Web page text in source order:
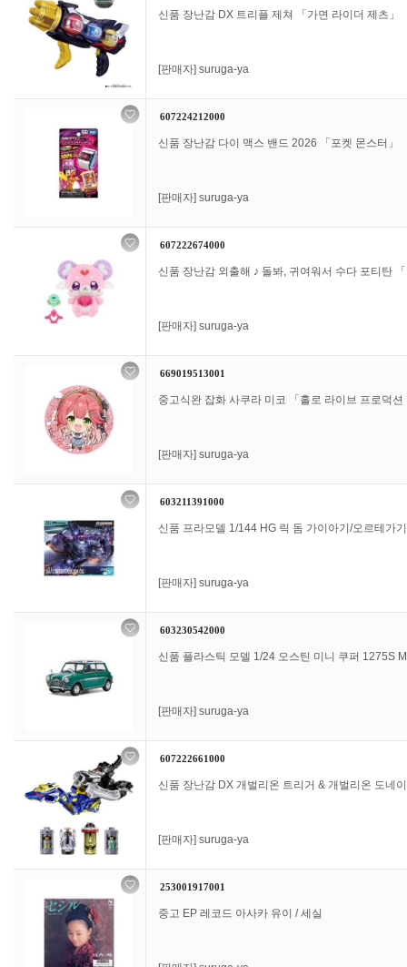
신품 장난감 DX 트리플 제쳐 「가면 라이더 제츠」
[판매자] suruga-ya
607224212000
신품 장난감 다이 맥스 밴드 2026 「포켓 몬스터」
[판매자] suruga-ya
607222674000
신품 장난감 외출해 ♪ 돌봐, 귀여워서 수다 포티탄
[판매자] suruga-ya
669019513001
중고식완 잡화 사쿠라 미코 「홀로 라이브 프로덕
[판매자] suruga-ya
603211391000
신품 프라모델 1/144 HG 릭 돔 가이아기/오르테가
[판매자] suruga-ya
603230542000
신품 플라스틱 모델 1/24 오스틴 미니 쿠퍼 1275S
[판매자] suruga-ya
607222661000
신품 장난감 DX 개벌리온 트리거 & 개벌리온 도네
[판매자] suruga-ya
253001917001
중고 EP 레코드 아사카 유이 / 세실